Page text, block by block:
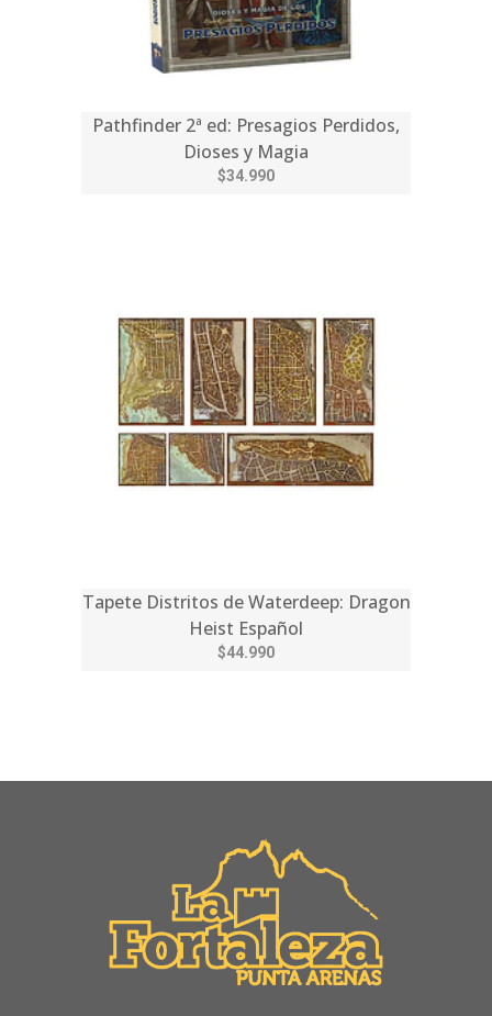
Pathfinder 2ª ed: Presagios Perdidos,
Dioses y Magia
$34.990
Tapete Distritos de Waterdeep: Dragon
Heist Español
$44.990